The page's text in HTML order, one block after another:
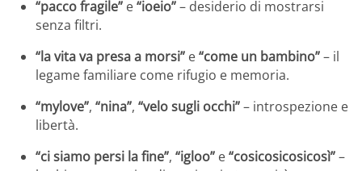
“pacco fragile” e“ioeio”– desiderio di mostrarsi
senza filtri.
“la vita va presa a morsi” e“come un bambino”– il
legame familiare come rifugio e memoria.
“mylove”, “nina”, “velo sugli occhi”– introspezione e
libertà.
“ci siamo persi la fine”, “igloo” e“cosicosicosicosì”–